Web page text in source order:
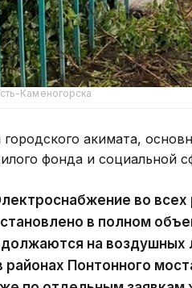
Каменогорска
акимата,
фонда и социальной
во всех
в полном
на воздушных
районах Понтонного